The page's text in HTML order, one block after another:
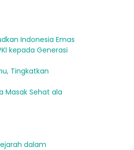
Indonesia Emas
kepada Generasi
Tingkatkan
Masak Sehat ala
dalam